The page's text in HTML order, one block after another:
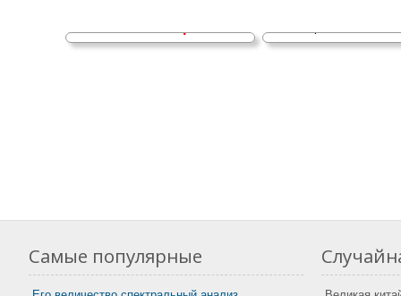
Самые популярные